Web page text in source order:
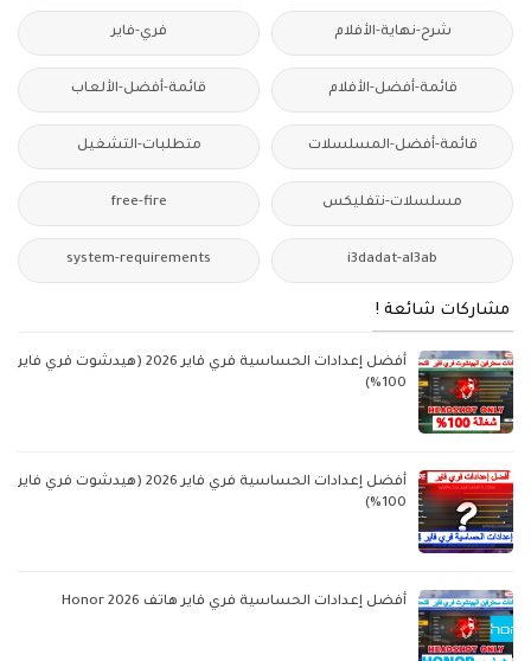
شرح-نهاية-الأفلام فري-فاير
قائمة-أفضل-الأفلام قائمة-أفضل-الألعاب
قائمة-أفضل-المسلسلات متطلبات-التشغيل
مسلسلات-نتفليكس free-fire
i3dadat-al3ab
system-requirements
مشاركات شائعة !
أفضل إعدادات الحساسية فري فاير 2026 (هيدشوت فري فاير
100%)
أفضل إعدادات الحساسية فري فاير 2026 (هيدشوت فري فاير
100%)
أفضل إعدادات الحساسية فري فاير هاتف Honor 2026